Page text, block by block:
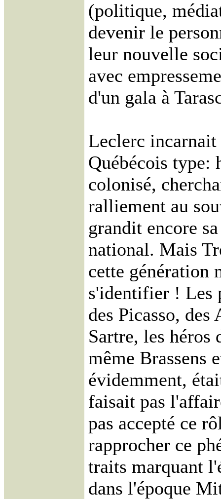
(politique,
devenir le
leur nouvelle
avec
d'un gala à
Leclerc incarnait
Québécois type:
colonisé,
ralliement au
grandit encore
national. Mais
cette génération
s'identifier ! Les
des Picasso, des
Sartre, les héros
même Brassens
évidemment,
faisait pas
pas accepté ce
rapprocher ce
traits marquant
dans l'époque